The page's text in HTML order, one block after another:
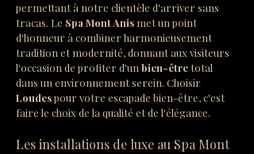
permettant à notre clientèle d'arriver sans
tracas. Le Spa Mont Anis met un point
d'honneur à combiner harmonieusement
tradition et modernité, donnant aux visiteurs
l'occasion de profiter d'un bien-être total
dans un environnement serein. Choisir
Loudes pour votre escapade bien-être, c'est
faire le choix de la qualité et de l'élégance.
Les installations de luxe au Spa Mont